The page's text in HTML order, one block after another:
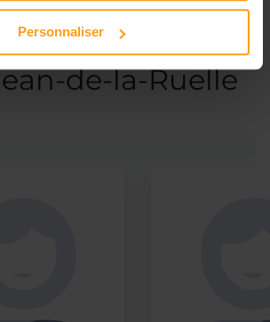
Personnaliser
pourraient vous intéresser
proches de
de-la-Ruelle